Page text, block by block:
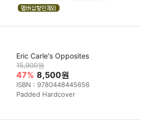
Eric Carle's Opposites
15,900원
47% 8,500원
ISBN : 9780448445656
Padded Hardcover